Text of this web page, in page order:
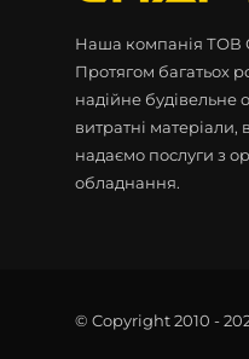
Наша компанія ТОВ
Протягом багатьох
надійне будівельне
витратні матеріали,
надаємо послуги з
обладнання.
© Copyright 2010 -